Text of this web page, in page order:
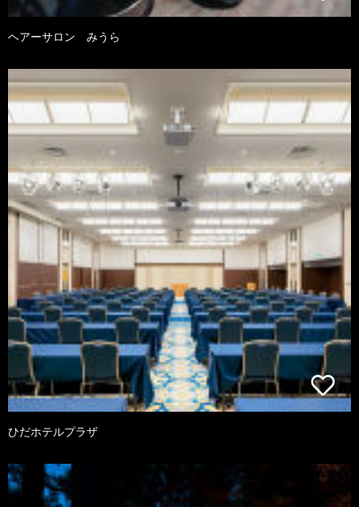
ヘアーサロン みうら
ひだホテルプラザ